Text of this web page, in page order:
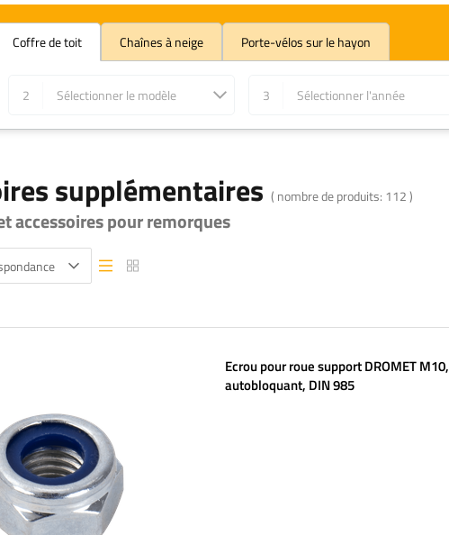
Coffre de toit Chaînes à neige
Porte-vélos sur le hayon
2 Sélectionner le modèle 3 Sélectionner l'année
supplémentaires ( nombre de produits: 112)
accessoires pour remorques
Vue listeVue liste
Ecrou pour roue support DROMET M10,
autobloquant, DIN 985